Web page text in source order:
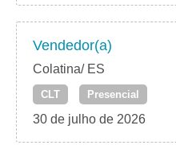
Vendedor(a)
Colatina/ ES
CLT Presencial
30 de julho de 2026